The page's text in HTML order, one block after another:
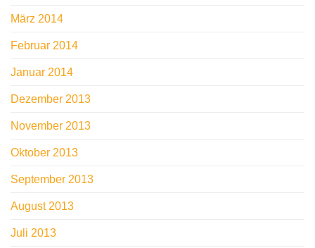
März 2014
Februar 2014
Januar 2014
Dezember 2013
November 2013
Oktober 2013
September 2013
August 2013
Juli 2013